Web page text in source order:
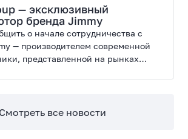
— эксклюзивный
бренда Jimmy
о начале сотрудничества с
— производителем современной
представленной на рынках
Смотреть все новости